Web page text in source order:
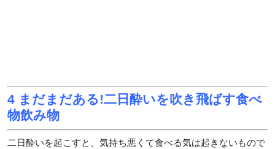
4 まだまだある!二日酔いを吹き飛ばす食べ
物飲み物
二日酔いを起こすと、気持ち悪くて食べる気は起きないもので